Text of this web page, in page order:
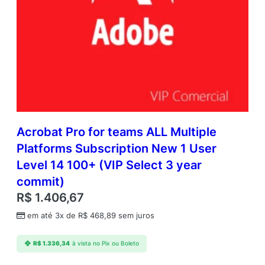
Acrobat Pro for teams ALL Multiple
Platforms Subscription New 1 User
Level 14 100+ (VIP Select 3 year
commit)
R$ 1.406,67
em até 3x de R$ 468,89 sem juros
R$1.336,34 à vista no Pix ou Boleto